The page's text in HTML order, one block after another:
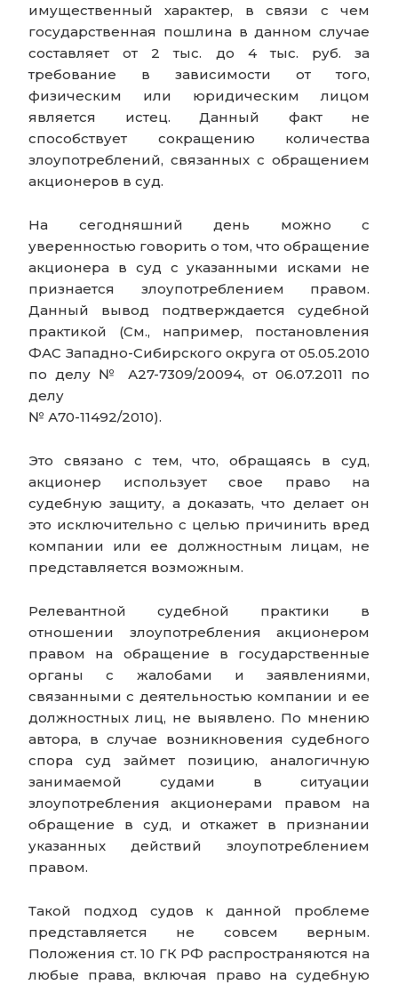
имущественный характер, в связи с чем
государственная пошлина в данном случае
составляет от 2 тыс. до 4 тыс. руб. за
требование в зависимости от того,
физическим или юридическим лицом
является истец. Данный факт не
способствует сокращению количества
злоупотреблений, связанных с обращением
акционеров в суд.
На сегодняшний день можно с
уверенностью говорить о том, что обращение
акционера в суд с указанными исками не
признается злоупотреблением правом.
Данный вывод подтверждается судебной
практикой (См., например, постановления
ФАС Западно-Сибирского округа от 05.05.2010
по делу № А27-7309/20094, от 06.07.2011 по
делу
№ А70-11492/2010).
Это связано с тем, что, обращаясь в суд,
акционер использует свое право на
судебную защиту, а доказать, что делает он
это исключительно с целью причинить вред
компании или ее должностным лицам, не
представляется возможным.
Релевантной судебной практики в
отношении злоупотребления акционером
правом на обращение в государственные
органы с жалобами и заявлениями,
связанными с деятельностью компании и ее
должностных лиц, не выявлено. По мнению
автора, в случае возникновения судебного
спора суд займет позицию, аналогичную
занимаемой судами в ситуации
злоупотребления акционерами правом на
обращение в суд, и откажет в признании
указанных действий злоупотреблением
правом.
Такой подход судов к данной проблеме
представляется не совсем верным.
Положения ст. 10 ГК РФ распространяются на
любые права, включая право на судебную